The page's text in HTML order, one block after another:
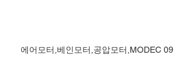
에어모터,베인모터,공압모터,MODEC 09